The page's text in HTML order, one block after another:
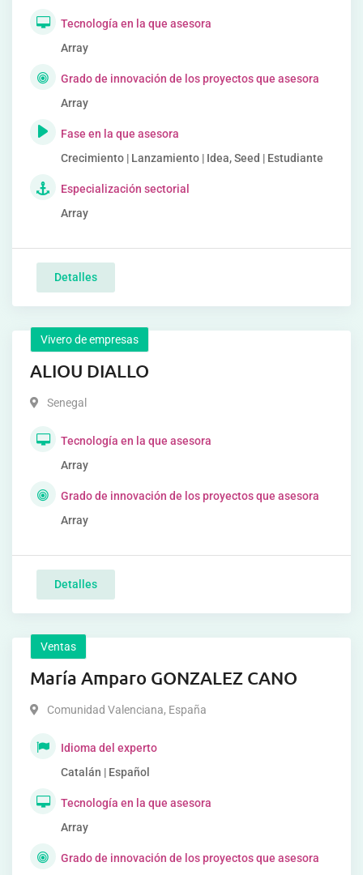
Tecnología en la que asesora
Array
Grado de innovación de los proyectos que asesora
Array
Fase en la que asesora
Crecimiento | Lanzamiento | Idea, Seed | Estudiante
Especialización sectorial
Array
Detalles
Vivero de empresas
ALIOU DIALLO
Senegal
Tecnología en la que asesora
Array
Grado de innovación de los proyectos que asesora
Array
Detalles
Ventas
María Amparo GONZALEZ CANO
Comunidad Valenciana, España
Idioma del experto
Catalán | Español
Tecnología en la que asesora
Array
Grado de innovación de los proyectos que asesora